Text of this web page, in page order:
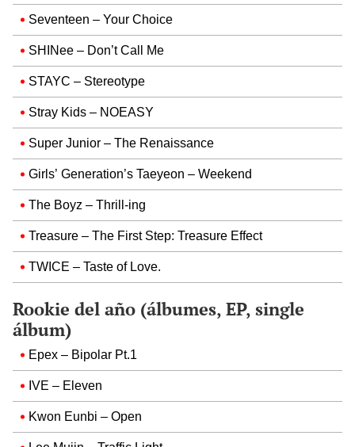
Seventeen – Your Choice
SHINee – Don’t Call Me
STAYC – Stereotype
Stray Kids – NOEASY
Super Junior – The Renaissance
Girls’ Generation’s Taeyeon – Weekend
The Boyz – Thrill-ing
Treasure – The First Step: Treasure Effect
TWICE – Taste of Love.
Rookie del año (álbumes, EP, single
álbum)
Epex – Bipolar Pt.1
IVE – Eleven
Kwon Eunbi – Open